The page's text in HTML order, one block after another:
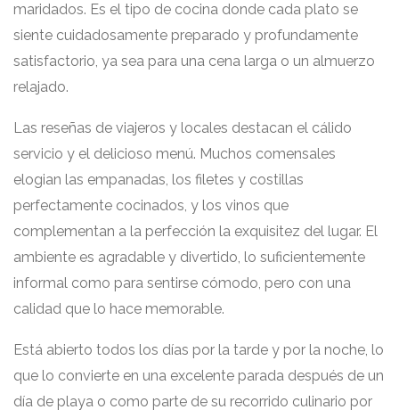
maridados. Es el tipo de cocina donde cada plato se
siente cuidadosamente preparado y profundamente
satisfactorio, ya sea para una cena larga o un almuerzo
relajado.
Las reseñas de viajeros y locales destacan el cálido
servicio y el delicioso menú. Muchos comensales
elogian las empanadas, los filetes y costillas
perfectamente cocinados, y los vinos que
complementan a la perfección la exquisitez del lugar. El
ambiente es agradable y divertido, lo suficientemente
informal como para sentirse cómodo, pero con una
calidad que lo hace memorable.
Está abierto todos los días por la tarde y por la noche, lo
que lo convierte en una excelente parada después de un
día de playa o como parte de su recorrido culinario por